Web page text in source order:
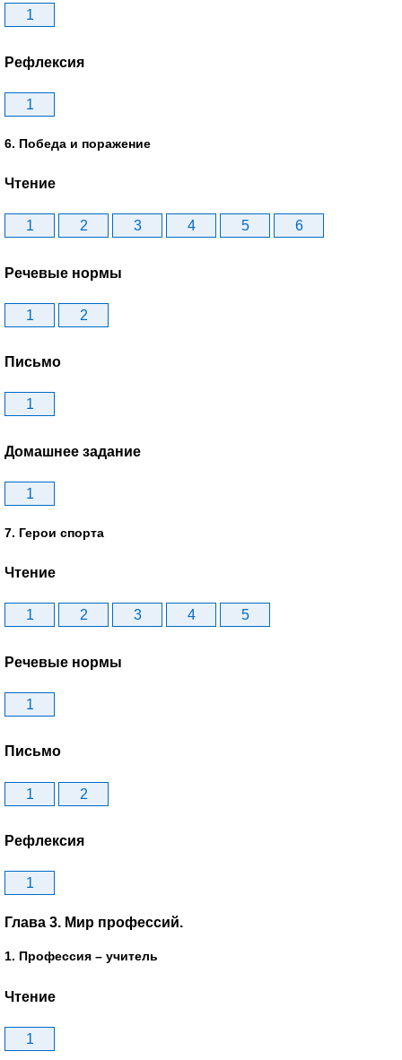
1
Рефлексия
1
6. Победа и поражение
Чтение
1 2 3 4 5 6
Речевые нормы
1 2
Письмо
1
Домашнее задание
1
7. Герои спорта
Чтение
1 2 3 4 5
Речевые нормы
1
Письмо
1 2
Рефлексия
1
Глава 3. Мир профессий.
1. Профессия – учитель
Чтение
1